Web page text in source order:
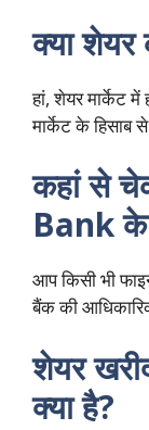
क्या शेयर
हां, शेयर मार्केट
मार्केट के हिसाब
कहां से
Bank के
आप किसी भी
बैंक की
शेयर
क्या है?